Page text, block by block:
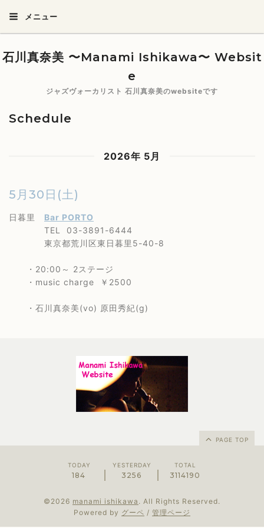
メニュー
石川真奈美 〜Manami Ishikawa〜 Websit
e
ジャズヴォーカリスト 石川真奈美のwebsiteです
Schedule
2026年 5月
5月30日(土)
日暮里 Bar PORTO
TEL 03-3891-6444
東京都荒川区東日暮里5-40-8
・20:00～ 2ステージ
・music charge ￥2500
・石川真奈美(vo) 原田秀紀(g)
PAGE TOP
TODAY
184
YESTERDAY
3256
TOTAL
3114190
©2026 manami ishikawa . All Rights Reserved.
Powered by グーペ / 管理ページ